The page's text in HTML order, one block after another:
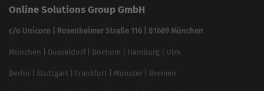
feed2content.ai
In ChatGPT gefunden werden
Linkbuilding 2025
Local SEO
SEO für Online Shops
Online Solutions Group GmbH
c/o Unicorn | Rosenheimer Straße 116 | 81669 München
München Düsseldorf| Bochum Hamburg Ulm
Berlin Stuttgart Frankfurt Münster Bremen